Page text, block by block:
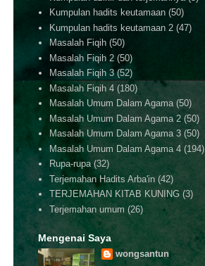
Kumpulan hadits keutamaan (50)
Kumpulan hadits keutamaan 2 (47)
Masalah Fiqih (50)
Masalah Fiqih 2 (50)
Masalah Fiqih 3 (52)
Masalah Fiqih 4 (180)
Masalah Umum Dalam Agama (50)
Masalah Umum Dalam Agama 2 (50)
Masalah Umum Dalam Agama 3 (50)
Masalah Umum Dalam Agama 4 (194)
Rupa-rupa (32)
Terjemahan Hadits Arba'in (42)
TERJEMAHAN KITAB KUNING (3)
Terjemahan umum (26)
Mengenai Saya
wongsantun